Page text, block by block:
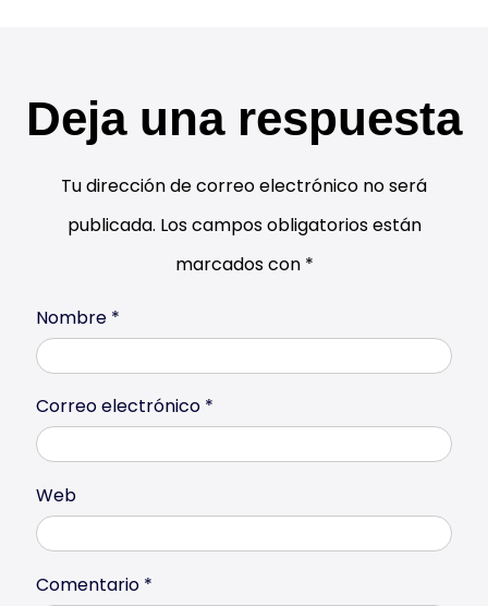
Deja una respuesta
Tu dirección de correo electrónico no será
publicada. Los campos obligatorios están
marcados con *
Comentario *
Nombre *
Correo electrónico *
Web